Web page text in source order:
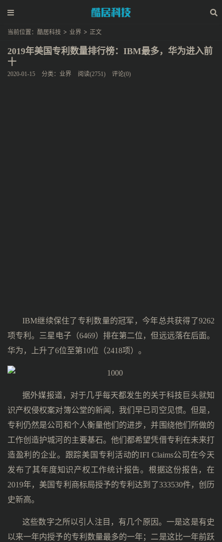
当前位置： 酷居科技 > 业界 > 正文
2019年美国专利数量排行榜：IBM最多，华为进入前
十
2020-01-15 分类： 业界 阅读(2751) 评论(0)
IBM继续保住了专利数量的冠军，今年总共获得了9262
项专利。三星电子（6469）排在第二位，但远远落在后面。
华为，上升了6位至第10位（2418项）。
据外媒报道，对于几乎每天都发生的关于科技巨头就知
识产权侵权案对簿公堂的新闻，我们早已司空见惯。但是，
专利仍然是公司和个人衡量他们的进步，并围绕他们所做的
工作创造护城河的主要基石。他们都希望凭借专利在未来打
造盈利的企业。跟踪美国专利活动的IFI Claims公司在今天
发布了其年度知识产权工作统计报告。根据这份报告，在
2019年，美国专利商标局授予的专利达到了333530件，创历
史新高。
这些数字之所以引人注目，有几个原因。一是这是有史
以来一年内授予的专利数量最多的一年；二是这比一年前跃